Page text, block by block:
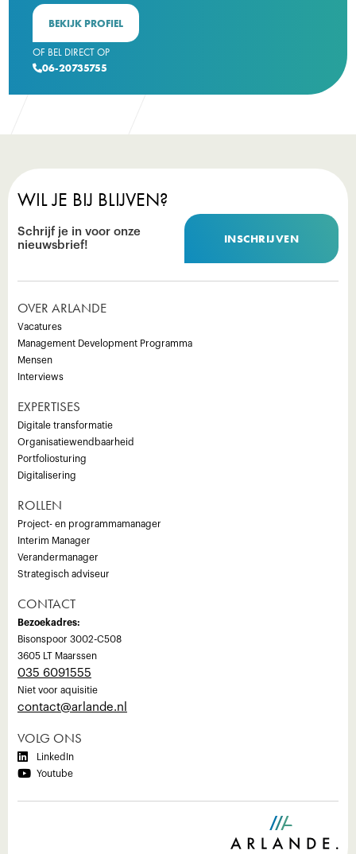
BEKIJK PROFIEL
OF BEL DIRECT OP
06-20735755
WIL JE BIJ BLIJVEN?
Schrijf je in voor onze
nieuwsbrief!
INSCHRIJVEN
OVER ARLANDE
Vacatures
Management Development Programma
Mensen
Interviews
EXPERTISES
Digitale transformatie
Organisatiewendbaarheid
Portfoliosturing
Digitalisering
ROLLEN
Project- en programmamanager
Interim Manager
Verandermanager
Strategisch adviseur
CONTACT
Bezoekadres:
Bisonspoor 3002-C508
3605 LT Maarssen
035 6091555
Niet voor aquisitie
‍contact@arlande.nl
VOLG ONS
 LinkedIn
 Youtube